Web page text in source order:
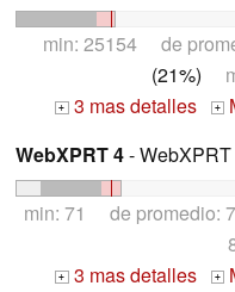
min: 25154 de
(21%)
+ 3 mas detalles +
WebXPRT 4-
min: 71 de promedio:
+ 3 mas detalles +